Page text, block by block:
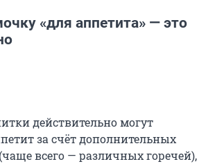
«для аппетита» — это
действительно могут
за счёт дополнительных
всего — различных горечей),